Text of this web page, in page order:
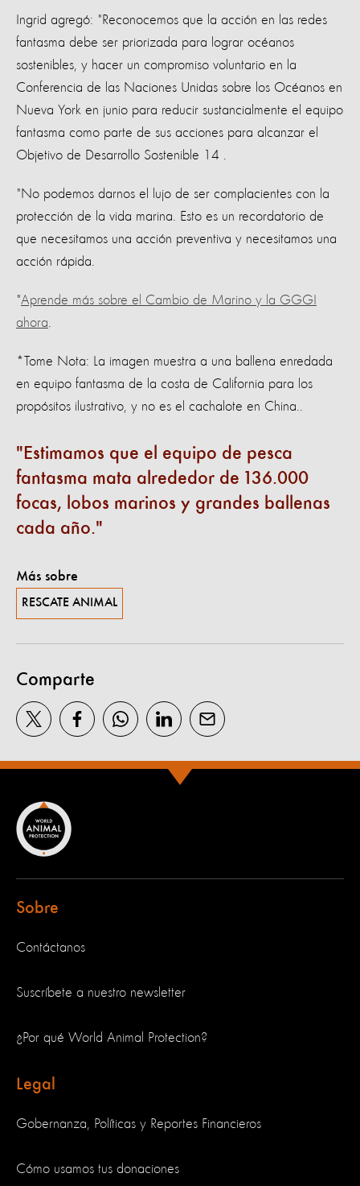
Ingrid agregó: "Reconocemos que la acción en las redes
fantasma debe ser priorizada para lograr océanos
sostenibles, y hacer un compromiso voluntario en la
Conferencia de las Naciones Unidas sobre los Océanos en
Nueva York en junio para reducir sustancialmente el equipo
fantasma como parte de sus acciones para alcanzar el
Objetivo de Desarrollo Sostenible 14 .
"No podemos darnos el lujo de ser complacientes con la
protección de la vida marina. Esto es un recordatorio de
que necesitamos una acción preventiva y necesitamos una
acción rápida.
"Aprende más sobre el Cambio de Marino y la GGGI
ahora
*Tome Nota: La imagen muestra a una ballena enredada
en equipo fantasma de la costa de California para los
propósitos ilustrativo, y no es el cachalote en China..
Estimamos que el equipo de pesca
fantasma mata alrededor de 136.000
focas, lobos marinos y grandes ballenas
cada año.
Más sobre
RESCATE ANIMAL
Comparte
Sobre
Contáctanos
Suscríbete a nuestro newsletter
¿Por qué World Animal Protection?
Legal
Gobernanza, Políticas y Reportes Financieros
Cómo usamos tus donaciones